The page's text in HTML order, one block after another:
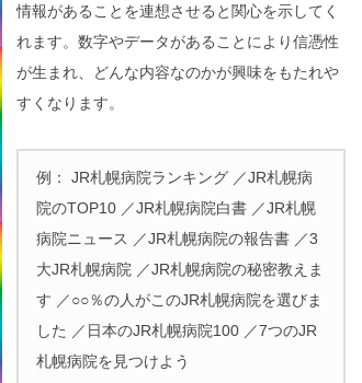
情報があることを連想させると関心を示してく
れます。数字やデータがあることにより信憑性
が生まれ、どんな内容なのかが興味をもたれや
すくなります。
例： JR札幌病院ランキング ／JR札幌病
院のTOP10 ／JR札幌病院白書 ／JR札幌
病院ニュース ／JR札幌病院の報告書 ／3
大JR札幌病院 ／JR札幌病院の秘密教えま
す ／○○％の人がこのJR札幌病院を選びま
した ／日本のJR札幌病院100 ／7つのJR
札幌病院を見つけよう